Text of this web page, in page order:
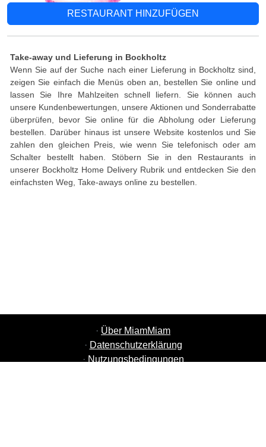
RESTAURANT HINZUFÜGEN
Take-away und Lieferung in Bockholtz
Wenn Sie auf der Suche nach einer Lieferung in Bockholtz sind,
zeigen Sie einfach die Menüs oben an, bestellen Sie online und
lassen Sie Ihre Mahlzeiten schnell liefern. Sie können auch
unsere Kundenbewertungen, unsere Aktionen und Sonderrabatte
überprüfen, bevor Sie online für die Abholung oder Lieferung
bestellen. Darüber hinaus ist unsere Website kostenlos und Sie
zahlen den gleichen Preis, wie wenn Sie telefonisch oder am
Schalter bestellt haben. Stöbern Sie in den Restaurants in
unserer Bockholtz Home Delivery Rubrik und entdecken Sie den
einfachsten Weg, Take-aways online zu bestellen.
· Über MiamMiam
· Datenschutzerklärung
· Nutzungsbedingungen